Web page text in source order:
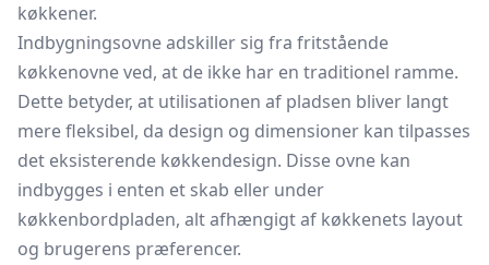
køkkener.
Indbygningsovne adskiller sig fra fritstående
køkkenovne ved, at de ikke har en traditionel ramme.
Dette betyder, at utilisationen af pladsen bliver langt
mere fleksibel, da design og dimensioner kan tilpasses
det eksisterende køkkendesign. Disse ovne kan
indbygges i enten et skab eller under
køkkenbordpladen, alt afhængigt af køkkenets layout
og brugerens præferencer.